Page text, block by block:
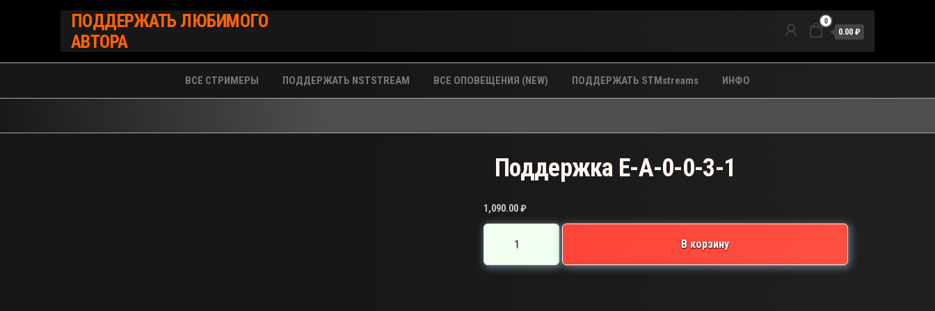
содержимому
ПОДДЕРЖАТЬ ЛЮБИМОГО
АВТОРА
0
0.00 ₽
ВСЕ СТРИМЕРЫ ПОДДЕРЖАТЬ NSTSTREAM ВСЕ ОПОВЕЩЕНИЯ (NEW) ПОДДЕРЖАТЬ STMstreams ИНФО
Поддержка E-A-0-0-3-1
1,090.00₽
Количество
товара
Поддержка
В корзину